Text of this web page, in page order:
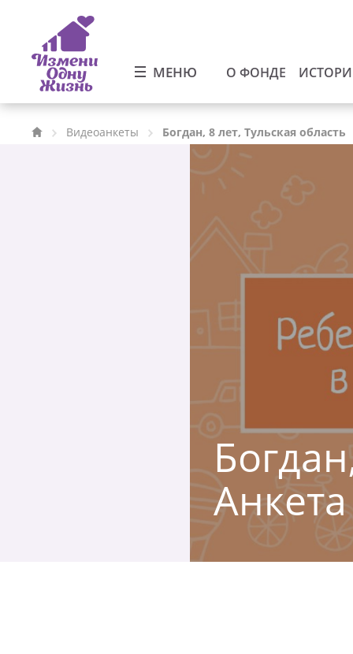
МЕНЮ О ФОНДЕ
Видеоанкеты Богдан, 8 лет, Тульская область